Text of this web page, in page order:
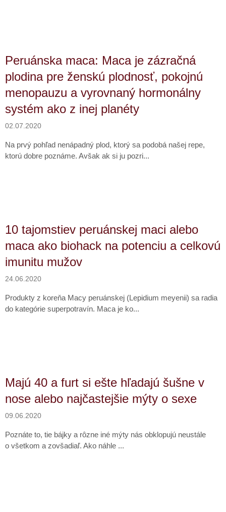
Peruánska maca: Maca je zázračná
plodina pre ženskú plodnosť, pokojnú
menopauzu a vyrovnaný hormonálny
systém ako z inej planéty
02.07.2020
Na prvý pohľad nenápadný plod, ktorý sa podobá našej repe,
ktorú dobre poznáme. Avšak ak si ju pozri...
10 tajomstiev peruánskej maci alebo
maca ako biohack na potenciu a celkovú
imunitu mužov
24.06.2020
Produkty z koreňa Macy peruánskej (Lepidium meyenii) sa radia
do kategórie superpotravín. Maca je ko...
Majú 40 a furt si ešte hľadajú šušne v
nose alebo najčastejšie mýty o sexe
09.06.2020
Poznáte to, tie bájky a rôzne iné mýty nás obklopujú neustále
o všetkom a zovšadiaľ. Ako náhle ...